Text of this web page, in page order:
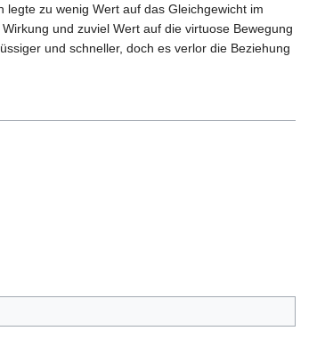
legte zu wenig Wert auf das Gleichgewicht im
und zuviel Wert auf die virtuose Bewegung
und schneller, doch es verlor die Beziehung